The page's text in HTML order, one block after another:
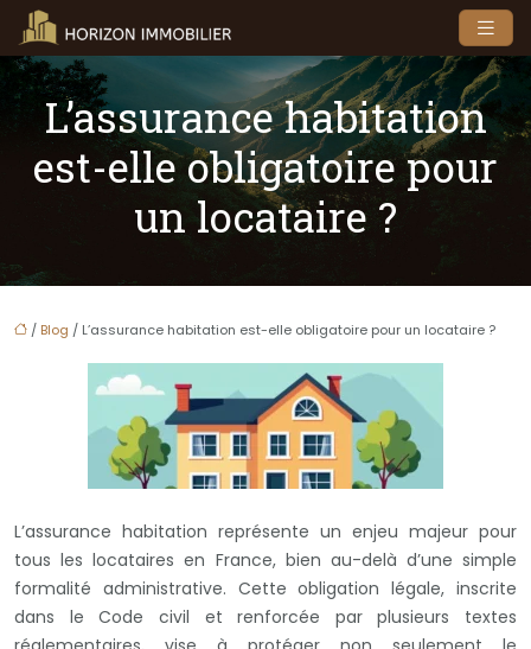
L’assurance habitation
est-elle obligatoire pour
un locataire ?
/ Blog / L’assurance habitation est-elle obligatoire pour un locataire ?
L’assurance habitation représente un enjeu majeur pour
tous les locataires en France, bien au-delà d’une simple
formalité administrative. Cette obligation légale, inscrite
dans le Code civil et renforcée par plusieurs textes